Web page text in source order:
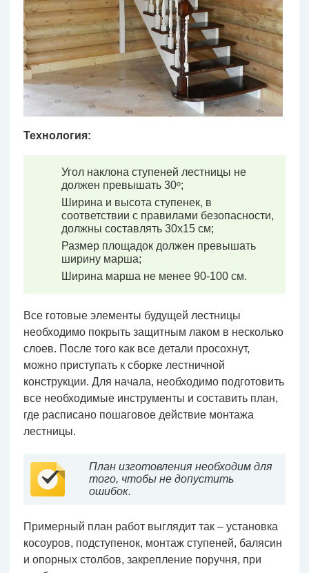
Технология:
Угол наклона ступеней лестницы не
должен превышать 30ᵒ;
Ширина и высота ступенек, в
соответствии с правилами безопасности,
должны составлять 30х15 см;
Размер площадок должен превышать
ширину марша;
Ширина марша не менее 90-100 см.
Все готовые элементы будущей лестницы
необходимо покрыть защитным лаком в несколько
слоев. После того как все детали просохнут,
можно приступать к сборке лестничной
конструкции. Для начала, необходимо подготовить
все необходимые инструменты и составить план,
где расписано пошаговое действие монтажа
лестницы.
План изготовления необходим для
того, чтобы не допустить
ошибок.
Примерный план работ выглядит так – установка
косоуров, подступенок, монтаж ступеней, балясин
и опорных столбов, закрепление поручня, при